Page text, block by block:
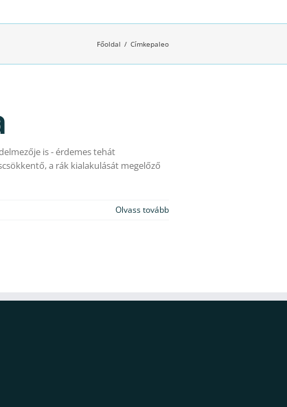
Főoldal Címkepaleo
is - érdemes tehát
a rák kialakulását megelőző
Olvass tovább